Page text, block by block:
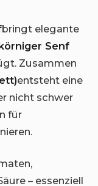
bringt elegante
Senf
Zusammen
entsteht eine
nicht schwer
für
– essenziell